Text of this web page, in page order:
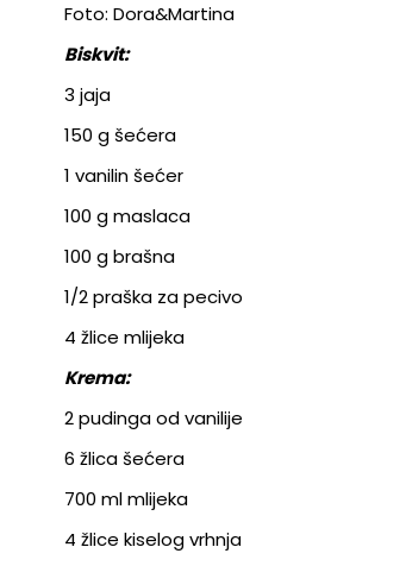
Foto: Dora&Martina
Biskvit:
3 jaja
150 g šećera
1 vanilin šećer
100 g maslaca
100 g brašna
1/2 praška za pecivo
4 žlice mlijeka
Krema:
2 pudinga od vanilije
6 žlica šećera
700 ml mlijeka
4 žlice kiselog vrhnja